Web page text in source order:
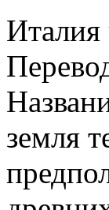
Италия
земля